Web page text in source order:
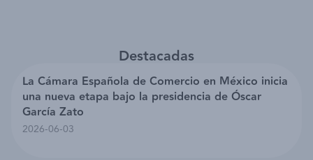
Destacadas
La Cámara Española de Comercio en México inicia
una nueva etapa bajo la presidencia de Óscar
García Zato
2026-06-03